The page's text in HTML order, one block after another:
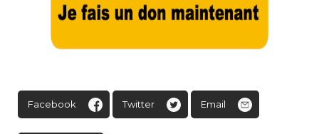
Facebook Twitter Email